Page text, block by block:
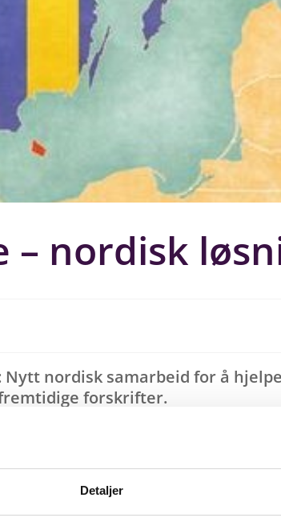
Detaljer
nordisk
Nytt nordisk samarbeid for å
forskrifter.
og Sumi tilby å ta hånd om dine
Alle er fraksjoner som får